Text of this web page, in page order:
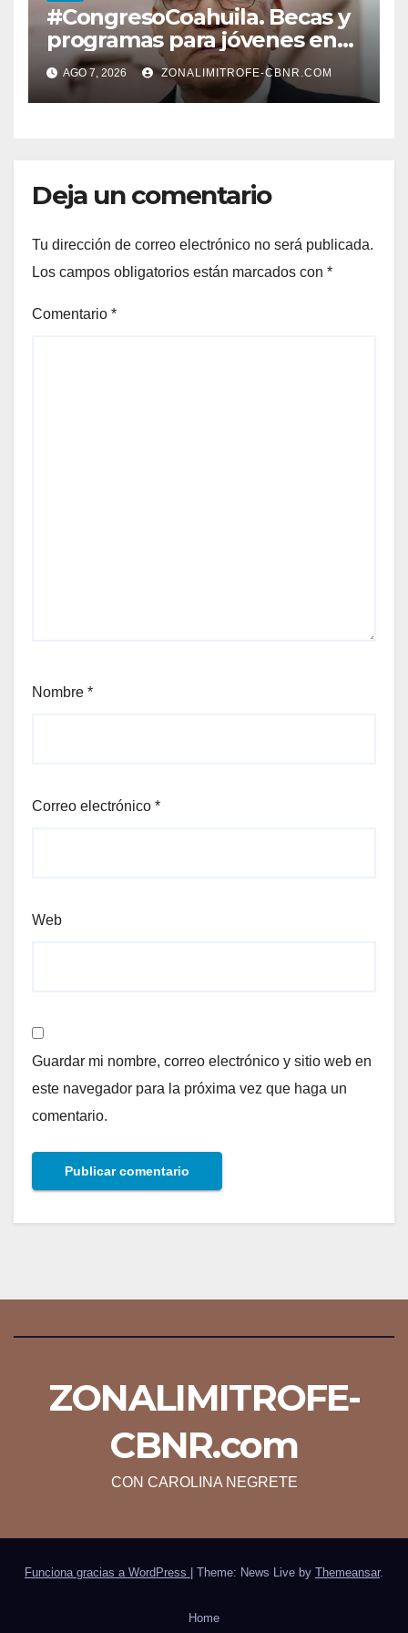
#CongresoCoahuila. Becas y
programas para jóvenes en
áreas agropecuarias, plantea
Raúl Onofre
AGO 7, 2026 ZONALIMITROFE-CBNR.COM
Deja un comentario
Tu dirección de correo electrónico no será publicada.
Los campos obligatorios están marcados con *
Comentario *
Nombre *
Correo electrónico *
Web
Guardar mi nombre, correo electrónico y sitio web en
este navegador para la próxima vez que haga un
comentario.
ZONALIMITROFE-
CBNR.com
CON CAROLINA NEGRETE
Funciona gracias a WordPress Theme: News Live by Themeansar.
Home